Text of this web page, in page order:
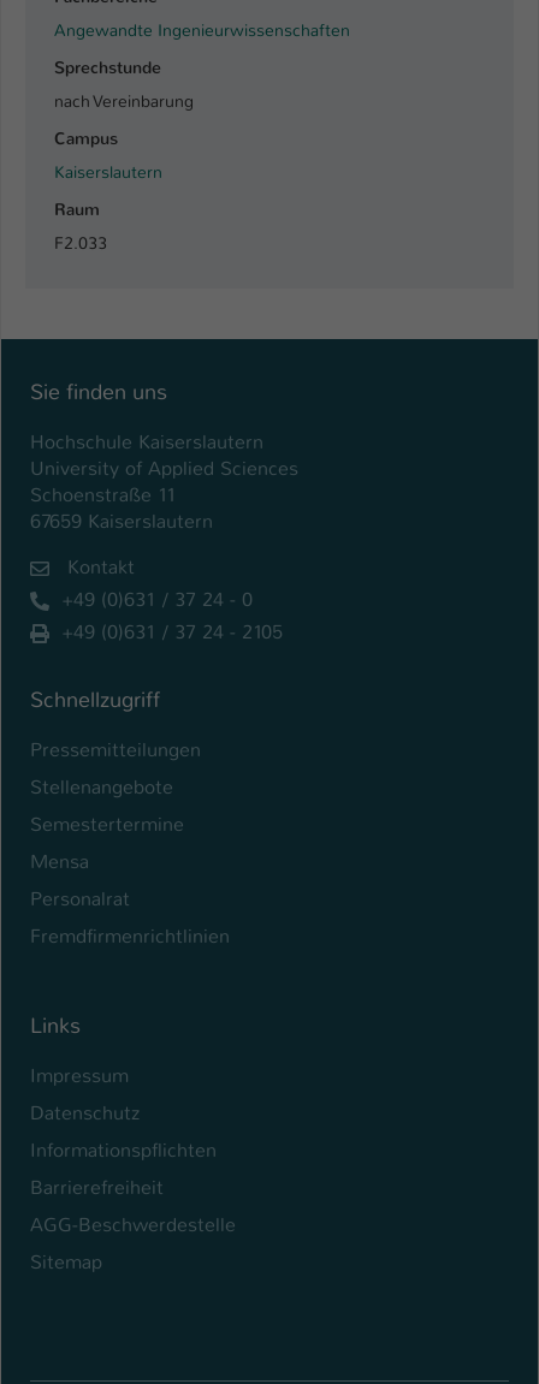
Angewandte Ingenieurwissenschaften
Sprechstunde
nach Vereinbarung
Campus
Kaiserslautern
Raum
F2.033
Sie finden uns
Hochschule Kaiserslautern
University of Applied Sciences
Schoenstraße 11
67659 Kaiserslautern
Kontakt
+49 (0)631 / 37 24 - 0
+49 (0)631 / 37 24 - 2105
Schnellzugriff
Pressemitteilungen
Stellenangebote
Semestertermine
Mensa
Personalrat
Fremdfirmenrichtlinien
Links
Impressum
Datenschutz
Informationspflichten
Barrierefreiheit
AGG-Beschwerdestelle
Sitemap